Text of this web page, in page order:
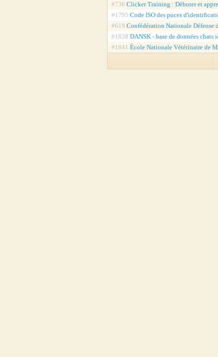
#736 Clicker Training : Débuter et
#1795 Code ISO des puces
#619 Confédération Nationale Défense
#1838 DANSK - base de données chats
#1841 École Nationale Vétérinaire de